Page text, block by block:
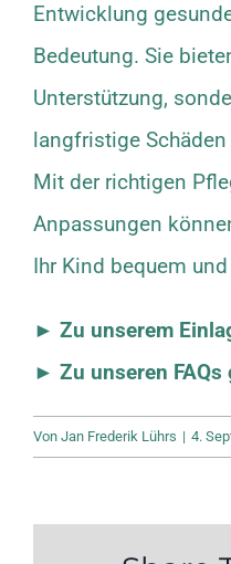
Entwicklung
Bedeutung. Sie
Unterstützung,
langfristige
Mit der richtigen
Anpassungen
Ihr Kind bequem
► Zu unserem
► Zu unseren FAQs
Von Jan Frederik Lührs | 4.